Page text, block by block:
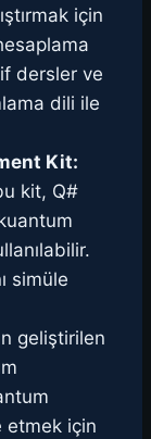
için
dersler ve
dili ile
Kit:
kit, Q#
simüle
geliştirilen
etmek için